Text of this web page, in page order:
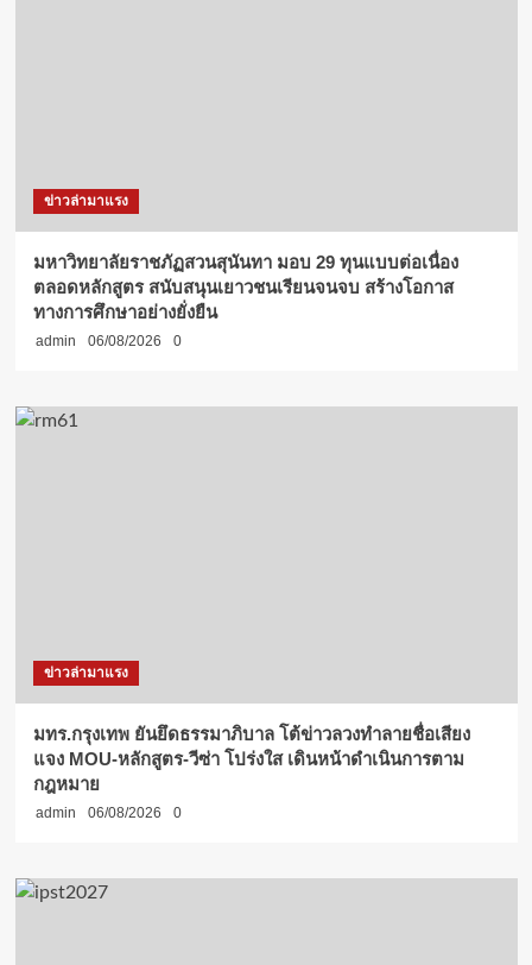
ข่าวล่ามาแรง
มหาวิทยาลัยราชภัฏสวนสุนันทา มอบ 29 ทุนแบบต่อเนื่อง
ตลอดหลักสูตร สนับสนุนเยาวชนเรียนจนจบ สร้างโอกาส
ทางการศึกษาอย่างยั่งยืน
admin 06/08/2026 0
ข่าวล่ามาแรง
มทร.กรุงเทพ ยันยึดธรรมาภิบาล โต้ข่าวลวงทำลายชื่อเสียง
แจง MOU-หลักสูตร-วีซ่า โปร่งใส เดินหน้าดำเนินการตาม
กฎหมาย
admin 06/08/2026 0